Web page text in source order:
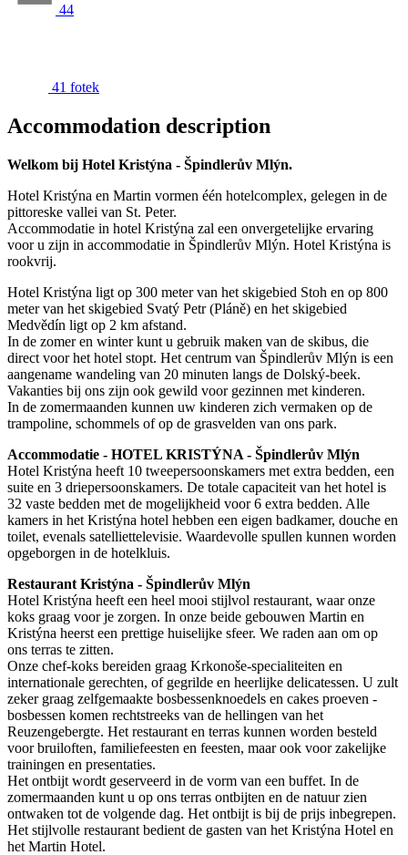
44
41 fotek
Accommodation description
Welkom bij Hotel Kristýna - Špindlerův Mlýn.
Hotel Kristýna en Martin vormen één hotelcomplex, gelegen in de
pittoreske vallei van St. Peter.
Accommodatie in hotel Kristýna zal een onvergetelijke ervaring
voor u zijn in accommodatie in Špindlerův Mlýn. Hotel Kristýna is
rookvrij.
Hotel Kristýna ligt op 300 meter van het skigebied Stoh en op 800
meter van het skigebied Svatý Petr (Pláně) en het skigebied
Medvědín ligt op 2 km afstand.
In de zomer en winter kunt u gebruik maken van de skibus, die
direct voor het hotel stopt. Het centrum van Špindlerův Mlýn is een
aangename wandeling van 20 minuten langs de Dolský-beek.
Vakanties bij ons zijn ook gewild voor gezinnen met kinderen.
In de zomermaanden kunnen uw kinderen zich vermaken op de
trampoline, schommels of op de grasvelden van ons park.
Accommodatie - HOTEL KRISTÝNA - Špindlerův Mlýn
Hotel Kristýna heeft 10 tweepersoonskamers met extra bedden, een
suite en 3 driepersoonskamers. De totale capaciteit van het hotel is
32 vaste bedden met de mogelijkheid voor 6 extra bedden. Alle
kamers in het Kristýna hotel hebben een eigen badkamer, douche en
toilet, evenals satelliettelevisie. Waardevolle spullen kunnen worden
opgeborgen in de hotelkluis.
Restaurant Kristýna - Špindlerův Mlýn
Hotel Kristýna heeft een heel mooi stijlvol restaurant, waar onze
koks graag voor je zorgen. In onze beide gebouwen Martin en
Kristýna heerst een prettige huiselijke sfeer. We raden aan om op
ons terras te zitten.
Onze chef-koks bereiden graag Krkonoše-specialiteiten en
internationale gerechten, of gegrilde en heerlijke delicatessen. U zult
zeker graag zelfgemaakte bosbessenknoedels en cakes proeven -
bosbessen komen rechtstreeks van de hellingen van het
Reuzengebergte. Het restaurant en terras kunnen worden besteld
voor bruiloften, familiefeesten en feesten, maar ook voor zakelijke
trainingen en presentaties.
Het ontbijt wordt geserveerd in de vorm van een buffet. In de
zomermaanden kunt u op ons terras ontbijten en de natuur zien
ontwaken tot de volgende dag. Het ontbijt is bij de prijs inbegrepen.
Het stijlvolle restaurant bedient de gasten van het Kristýna Hotel en
het Martin Hotel.